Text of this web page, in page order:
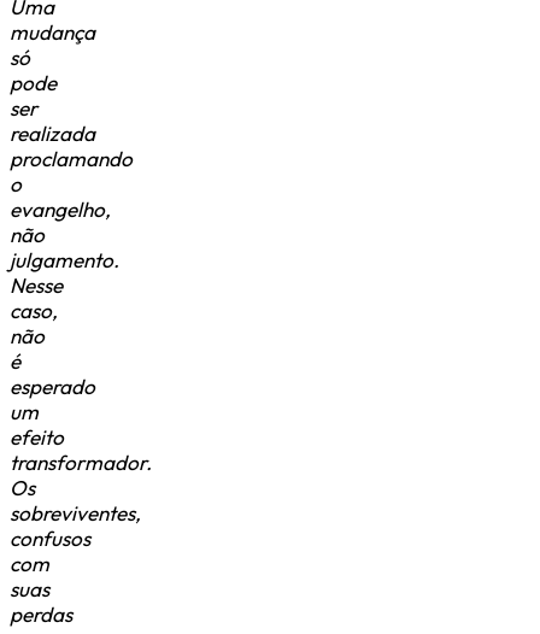
Uma
mudança
só
pode
ser
realizada
proclamando
o
evangelho,
não
julgamento.
Nesse
caso,
não
é
esperado
um
efeito
transformador.
Os
sobreviventes,
confusos
com
suas
perdas